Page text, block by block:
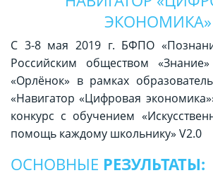
ЭКОНОМИКА»
С 3-8 мая 2019 г. БФПО
Российским обществом
«Орлёнок» в рамках
«Навигатор «Цифровая
конкурс с обучением
помощь каждому школьнику» V2.0
ОСНОВНЫЕ РЕЗУЛЬТАТЫ: